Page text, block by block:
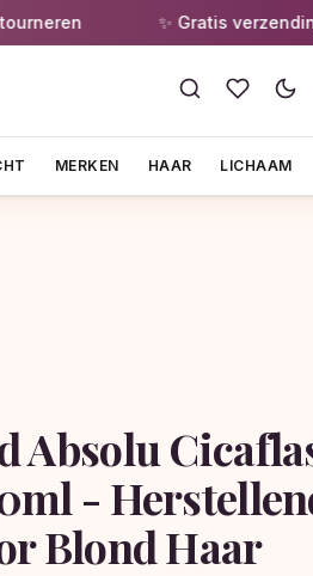
✨ Gratis verzending
MERKEN HAAR LICHAAM
Absolu
-
Blond Haar